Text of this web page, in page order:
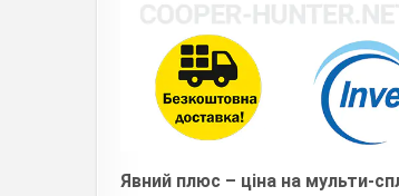
Явний плюс – ціна на мульти-